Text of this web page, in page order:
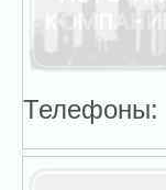
Телефоны: